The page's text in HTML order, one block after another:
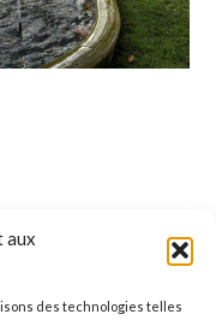
aux
des technologies telles